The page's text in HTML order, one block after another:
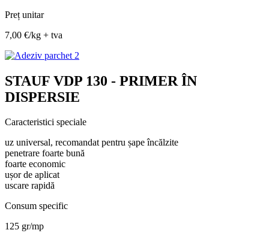
Preț unitar
7,00 €/kg + tva
STAUF VDP 130 - PRIMER ÎN
DISPERSIE
Caracteristici speciale
uz universal, recomandat pentru șape încălzite
penetrare foarte bună
foarte economic
ușor de aplicat
uscare rapidă
Consum specific
125 gr/mp